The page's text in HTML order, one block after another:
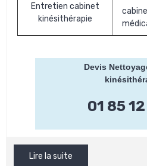
Entretien cabinet
kinésithérapie
Devis
01 85 12
Lire la suite